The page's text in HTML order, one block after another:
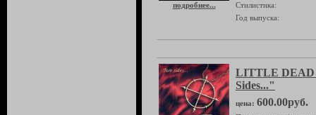
подробнее...
Стилистика:
Год выпуска:
LITTLE DEAD
Sides..."
цена: 600.00руб.